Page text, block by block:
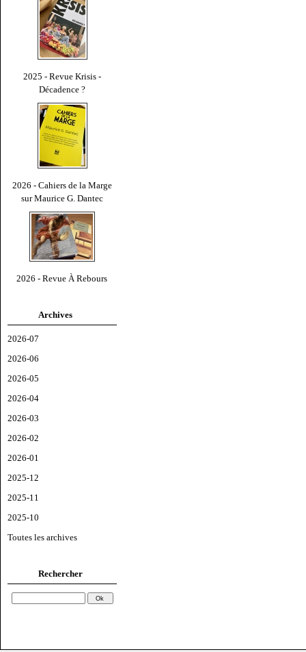
2025 - Revue Krisis -
Décadence ?
2026 - Cahiers de la Marge
sur Maurice G. Dantec
2026 - Revue À Rebours
Archives
2026-07
2026-06
2026-05
2026-04
2026-03
2026-02
2026-01
2025-12
2025-11
2025-10
Toutes les archives
Rechercher